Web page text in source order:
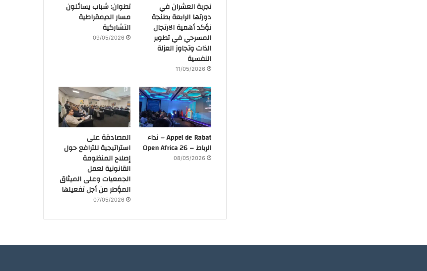
تجربة العشران في
دورتها الرابعة بطنجة
تؤكد أهمية الارتجال
المسرحي في تطوير
الذات وتجاوز العزلة
النفسية
11/05/2026
تطوان: شباب يسائلون
مسار الديمقراطية
التشاركية
09/05/2026
Appel de Rabat – نداء
الرباط – Open Africa 26
08/05/2026
المصادقة على
استراتيجية للترافع حول
إصلاح المنظومة
القانونية لعمل
الجمعيات وعلى الميثاق
المؤطر من أجل تفعيلها
07/05/2026